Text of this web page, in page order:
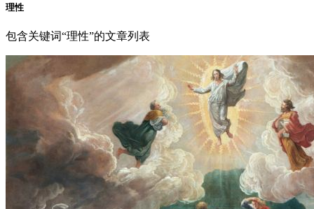
理性
包含关键词“理性”的文章列表